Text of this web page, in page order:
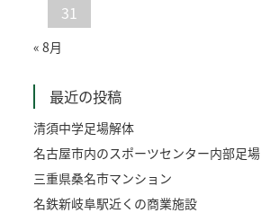
31
« 8月
最近の投稿
清須中学足場解体
名古屋市内のスポーツセンター内部足場
三重県桑名市マンション
名鉄新岐阜駅近くの商業施設